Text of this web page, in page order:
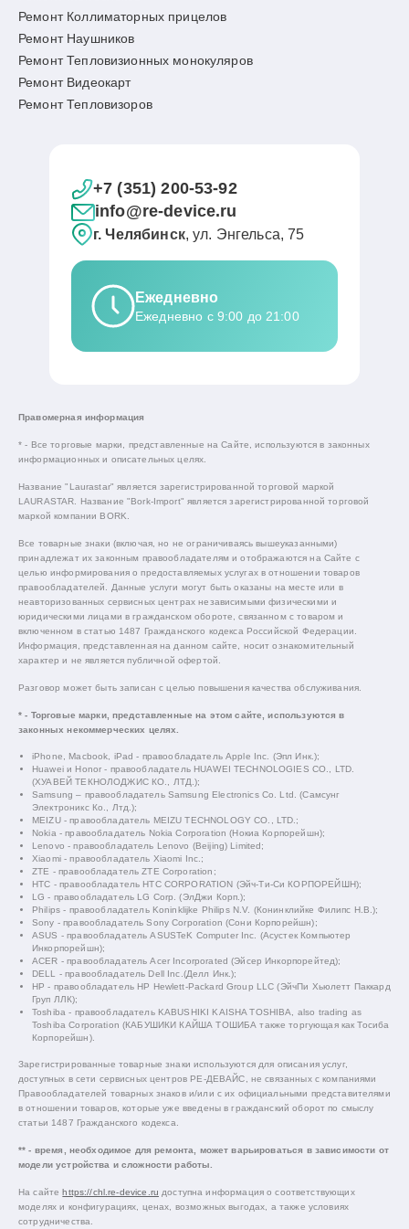
Ремонт Коллиматорных прицелов
Ремонт Наушников
Ремонт Тепловизионных монокуляров
Ремонт Видеокарт
Ремонт Тепловизоров
+7 (351) 200-53-92
info@re-device.ru
г. Челябинск, ул. Энгельса, 75
Ежедневно
Ежедневно с 9:00 до 21:00
Правомерная информация
* - Все торговые марки, представленные на Сайте, используются в законных
информационных и описательных целях.
Название "Laurastar" является зарегистрированной торговой маркой
LAURASTAR. Название "Bork-Import" является зарегистрированной торговой
маркой компании BORK.
Все товарные знаки (включая, но не ограничиваясь вышеуказанными)
принадлежат их законным правообладателям и отображаются на Сайте с
целью информирования о предоставляемых услугах в отношении товаров
правообладателей. Данные услуги могут быть оказаны на месте или в
неавторизованных сервисных центрах независимыми физическими и
юридическими лицами в гражданском обороте, связанном с товаром и
включенном в статью 1487 Гражданского кодекса Российской Федерации.
Информация, представленная на данном сайте, носит ознакомительный
характер и не является публичной офертой.
Разговор может быть записан с целью повышения качества обслуживания.
* - Торговые марки, представленные на этом сайте, используются в
законных некоммерческих целях.
iPhone, Macbook, iPad - правообладатель Apple Inc. (Эпл Инк.);
Huawei и Honor - правообладатель HUAWEI TECHNOLOGIES CO., LTD.
(ХУАВЕЙ ТЕКНОЛОДЖИС КО., ЛТД.);
Samsung – правообладатель Samsung Electronics Co. Ltd. (Самсунг
Электроникс Ко., Лтд.);
MEIZU - правообладатель MEIZU TECHNOLOGY CO., LTD.;
Nokia - правообладатель Nokia Corporation (Нокиа Корпорейшн);
Lenovo - правообладатель Lenovo (Beijing) Limited;
Xiaomi - правообладатель Xiaomi Inc.;
ZTE - правообладатель ZTE Corporation;
HTC - правообладатель HTC CORPORATION (Эйч-Ти-Си КОРПОРЕЙШН);
LG - правообладатель LG Corp. (ЭлДжи Корп.);
Philips - правообладатель Koninklijke Philips N.V. (Конинклийке Филипс Н.В.);
Sony - правообладатель Sony Corporation (Сони Корпорейшн);
ASUS - правообладатель ASUSTeK Computer Inc. (Асустек Компьютер
Инкорпорейшн);
ACER - правообладатель Acer Incorporated (Эйсер Инкорпорейтед);
DELL - правообладатель Dell Inc.(Делл Инк.);
HP - правообладатель HP Hewlett-Packard Group LLC (ЭйчПи Хьюлетт Паккард
Груп ЛЛК);
Toshiba - правообладатель KABUSHIKI KAISHA TOSHIBA, also trading as
Toshiba Corporation (КАБУШИКИ КАЙША ТОШИБА также торгующая как Тосиба
Корпорейшн).
Зарегистрированные товарные знаки используются для описания услуг,
доступных в сети сервисных центров РЕ-ДЕВАЙС, не связанных с компаниями
Правообладателей товарных знаков и/или с их официальными представителями
в отношении товаров, которые уже введены в гражданский оборот по смыслу
статьи 1487 Гражданского кодекса.
** - время, необходимое для ремонта, может варьироваться в зависимости от
модели устройства и сложности работы.
На сайтеhttps://chl.re-device.ru доступна информация о соответствующих
моделях и конфигурациях, ценах, возможных выгодах, а также условиях
сотрудничества.